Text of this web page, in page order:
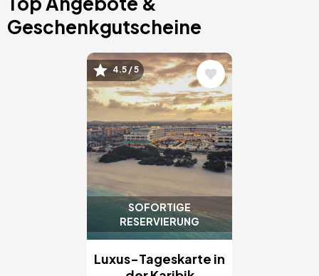
Geschenkgutscheine
SOFORTIGE
RESERVIERUNG
Bild4.5 / 5
Luxus-Tageskarte in